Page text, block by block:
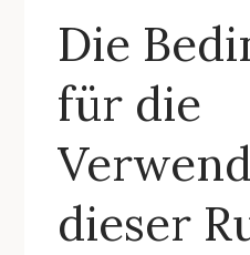
Die
für die
dieser